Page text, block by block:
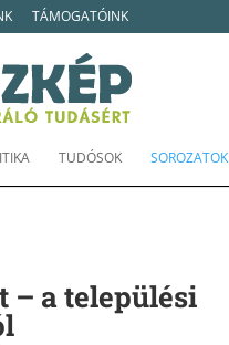
TÁMOGATÓINK
TUDÓSOK SOROZATOK
a települési